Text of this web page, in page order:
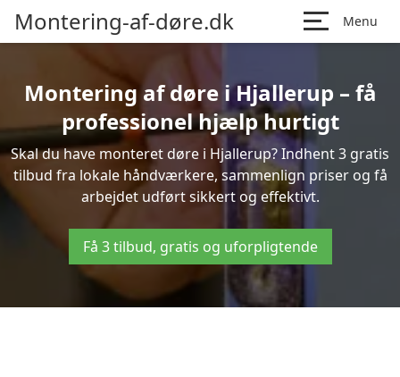
Montering-af-døre.dk Menu
Montering af døre i Hjallerup – få
professionel hjælp hurtigt
Skal du have monteret døre i Hjallerup? Indhent 3 gratis
tilbud fra lokale håndværkere, sammenlign priser og få
arbejdet udført sikkert og effektivt.
Få 3 tilbud, gratis og uforpligtende